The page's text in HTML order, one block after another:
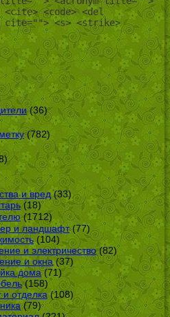
<code> <del
cite=""> <s> <strike>
(36)
(782)
и вред(33)
(18)
(1712)
и ландшафт(77)
(104)
и электричество(82)
и окна(37)
дома(71)
(158)
и отделка(108)
(79)